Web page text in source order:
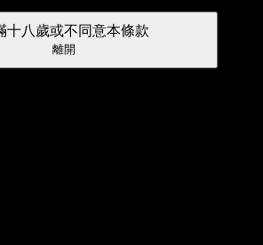
十八歲或不同意本條款
離開